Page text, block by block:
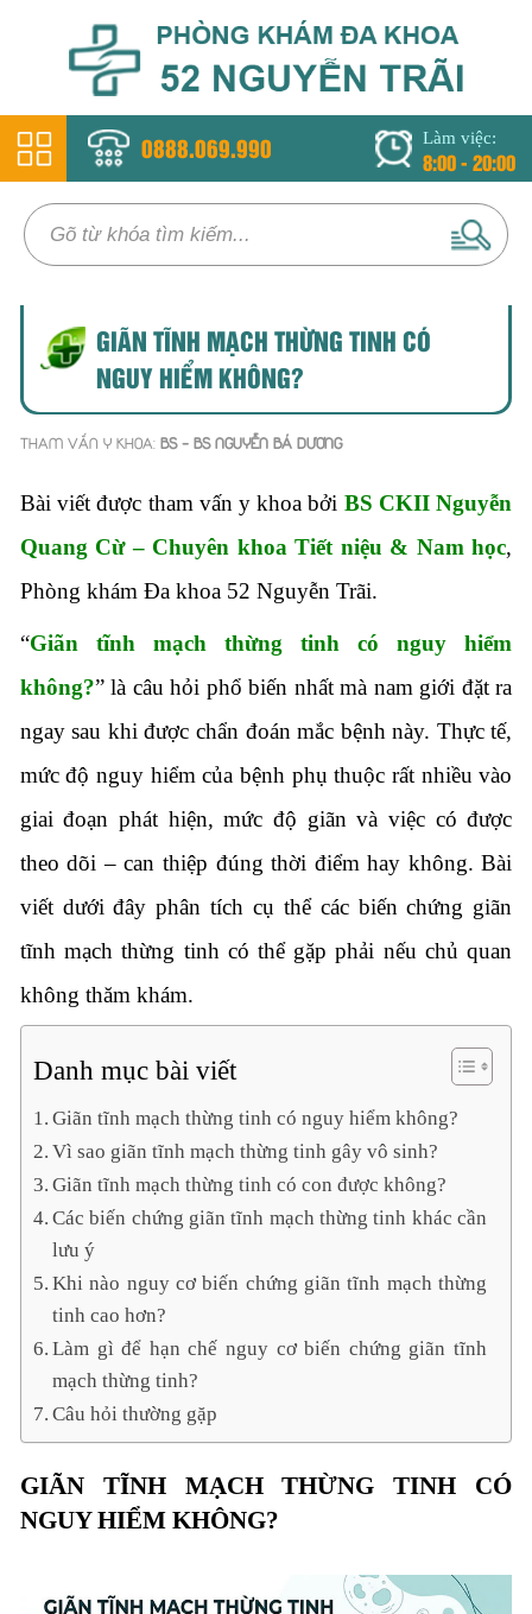
0888.069.990 Làm việc:
8:00 - 20:00
GIÃN TĨNH MẠCH THỪNG TINH CÓ
NGUY HIỂM KHÔNG?
THAM VẤN Y KHOA: BS - BS NGUYỄN BÁ DƯƠNG
Bài viết được tham vấn y khoa bởi BS CKII Nguyễn
Quang Cừ – Chuyên khoa Tiết niệu & Nam học,
Phòng khám Đa khoa 52 Nguyễn Trãi.
“Giãn tĩnh mạch thừng tinh có nguy hiểm
không?” là câu hỏi phổ biến nhất mà nam giới đặt ra
ngay sau khi được chẩn đoán mắc bệnh này. Thực tế,
mức độ nguy hiểm của bệnh phụ thuộc rất nhiều vào
giai đoạn phát hiện, mức độ giãn và việc có được
theo dõi – can thiệp đúng thời điểm hay không. Bài
viết dưới đây phân tích cụ thể các biến chứng giãn
tĩnh mạch thừng tinh có thể gặp phải nếu chủ quan
không thăm khám.
Danh mục bài viết
Giãn tĩnh mạch thừng tinh có nguy hiểm không?
Vì sao giãn tĩnh mạch thừng tinh gây vô sinh?
Giãn tĩnh mạch thừng tinh có con được không?
Các biến chứng giãn tĩnh mạch thừng tinh khác cần
lưu ý
Khi nào nguy cơ biến chứng giãn tĩnh mạch thừng
tinh cao hơn?
Làm gì để hạn chế nguy cơ biến chứng giãn tĩnh
mạch thừng tinh?
Câu hỏi thường gặp
GIÃN TĨNH MẠCH THỪNG TINH CÓ
NGUY HIỂM KHÔNG?